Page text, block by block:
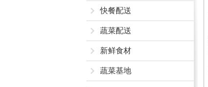
快餐配送
蔬菜配送
新鲜食材
蔬菜基地